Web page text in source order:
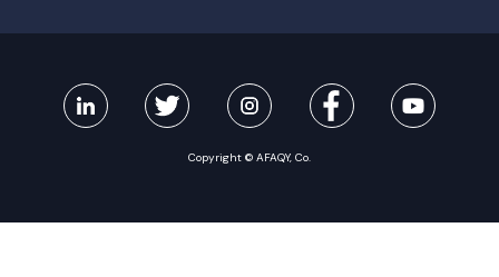
Copyright © AFAQY, Co.